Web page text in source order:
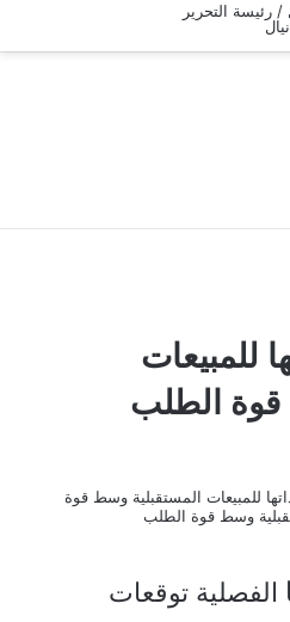
للمبيعات
قوة الطلب
وسط قوة الطلب
الفصلية توقعات